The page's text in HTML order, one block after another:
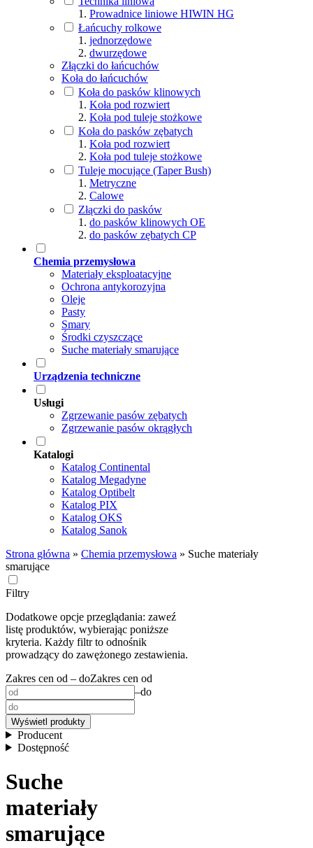
Prowadnice liniowe HIWIN HG
Łańcuchy rolkowe
jednorzędowe
dwurzędowe
Złączki do łańcuchów
Koła do łańcuchów
Koła do pasków klinowych
Koła pod rozwiert
Koła pod tuleje stożkowe
Koła do pasków zębatych
Koła pod rozwiert
Koła pod tuleje stożkowe
Tuleje mocujące (Taper Bush)
Metryczne
Calowe
Złączki do pasków
do pasków klinowych OE
do pasków zębatych CP
Chemia przemysłowa
Materiały eksploatacyjne
Ochrona antykorozyjna
Oleje
Pasty
Smary
Środki czyszczące
Suche materiały smarujące
Urządzenia techniczne
Usługi
Zgrzewanie pasów zębatych
Zgrzewanie pasów okrągłych
Katalogi
Katalog Continental
Katalog Megadyne
Katalog Optibelt
Katalog PIX
Katalog OKS
Katalog Sanok
Strona główna » Chemia przemysłowa » Suche materiały
smarujące
Filtry
Dodatkowe opcje przeglądania: zaweź
listę produktów, wybierając poniższe
kryteria. Każdy filtr to odnośnik
prowadzący do zawężonego zestawienia.
Zakres cen od – doZakres cen od
–do
Wyświetl produkty
Producent
Dostępność
Suche
materiały
smarujące